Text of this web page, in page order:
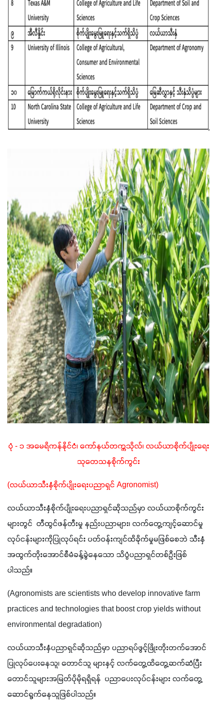
ပုံ - ၁ အမေရိကန်နိုင်ငံ၊ ကော်နယ်တက္ကသိုလ်၊ လယ်ယာစိုက်ပျိုးရေး
သုတေသနစိုက်ကွင်း
(လယ်ယာသီးနှံစိုက်ပျိုးရေးပညာရှင် Agronomist)
လယ်ယာသီးနှံစိုက်ပျိုးရေးပညာရှင်ဆိုသည်မှာ လယ်ယာစိုက်ကွင်း
များတွင်  တီထွင်ဖန်တီးမှု နည်းပညာများ၊ လက်တွေ့ကျင့်ဆောင်မှု
လုပ်ငန်းများကိုပြုလုပ်ရင်း ပတ်ဝန်းကျင်ထိခိုက်မှုမဖြစ်စေဘဲ သီးနှံ
အထွက်တိုးအောင်စီမံခန့်ခွဲနေသော သိပ္ပံပညာရှင်တစ်ဦးဖြစ်
ပါသည်။
(Agronomists are scientists who develop innovative farm
practices and technologies that boost crop yields without
environmental degradation)
လယ်ယာသီးနှံပညာရှင်ဆိုသည်မှာ ပညာရပ်ဖွင့်ဖြိုးတိုးတက်အောင်
ပြုလုပ်ပေးနေသူ၊ တောင်သူ များနှင့် လက်တွေ့ထိတွေ့ဆက်ဆံပြီး
တောင်သူများအမြတ်ပိုမိုရရှိရန်  ပညာပေးလုပ်ငန်းများ လက်တွေ့
ဆောင်ရွက်နေသူဖြစ်ပါသည်။